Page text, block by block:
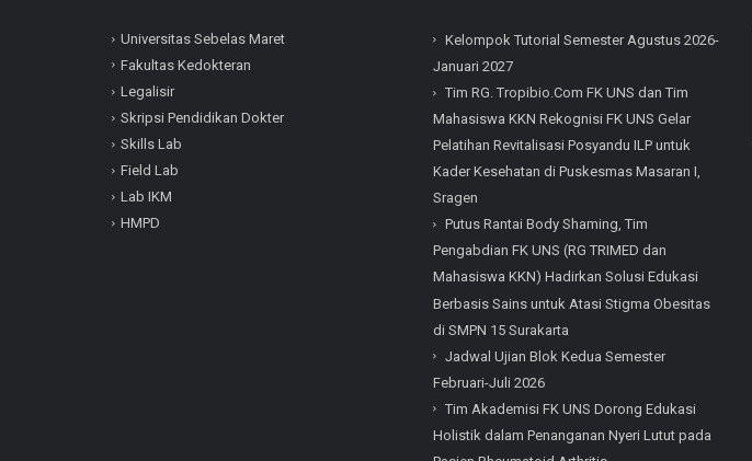
Universitas Sebelas Maret
Fakultas Kedokteran
Legalisir
Skripsi Pendidikan Dokter
Skills Lab
Field Lab
Lab IKM
HMPD
Kelompok Tutorial Semester Agustus 2026-
Januari 2027
Tim RG. Tropibio.Com FK UNS dan Tim
Mahasiswa KKN Rekognisi FK UNS Gelar
Pelatihan Revitalisasi Posyandu ILP untuk
Kader Kesehatan di Puskesmas Masaran I,
Sragen
Putus Rantai Body Shaming, Tim
Pengabdian FK UNS (RG TRIMED dan
Mahasiswa KKN) Hadirkan Solusi Edukasi
Berbasis Sains untuk Atasi Stigma Obesitas
di SMPN 15 Surakarta
Jadwal Ujian Blok Kedua Semester
Februari-Juli 2026
Tim Akademisi FK UNS Dorong Edukasi
Holistik dalam Penanganan Nyeri Lutut pada